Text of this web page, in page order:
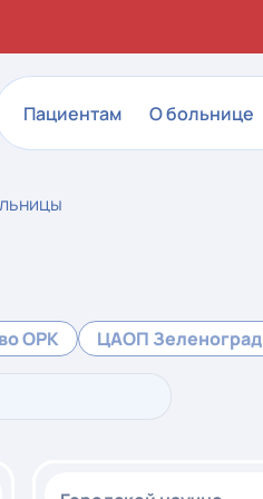
Пациентам О больнице
ОРК ЦАОП Зеленоград